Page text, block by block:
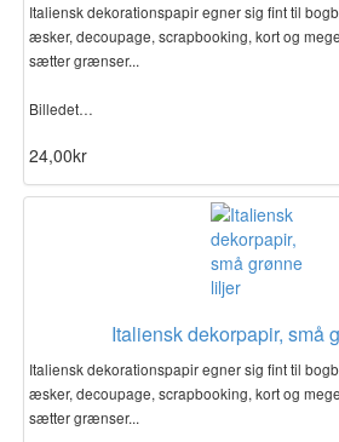
Italiensk dekorationspapir egner sig fint til
æsker, decoupage, scrapbooking, kort og
sætter grænser...
Billedet…
24,00kr
Italiensk dekorpapir, små
Italiensk dekorationspapir egner sig fint til
æsker, decoupage, scrapbooking, kort og
sætter grænser...